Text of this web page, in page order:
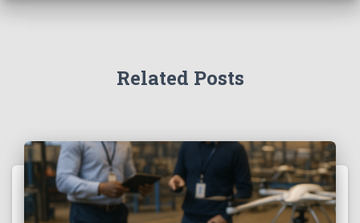
Related Posts